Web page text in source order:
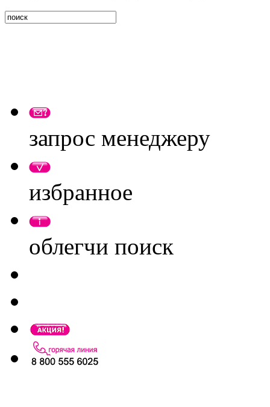
запрос менеджеру
избранное
облегчи поиск